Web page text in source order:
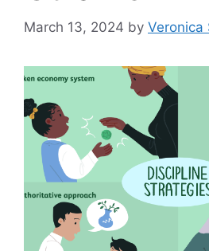
March 13, 2024 by Veronica